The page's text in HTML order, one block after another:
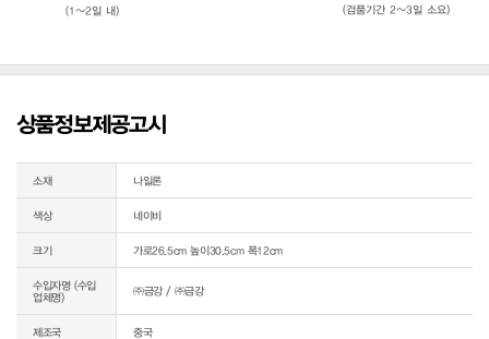
(1~2일 내)
(검품기간 2~3일 소요)
상품정보제공고시
소재 나일론
색상 네이비
크기 가로26.5cm 높이30.5cm 폭12cm
수입자명 (수입
업체명)
㈜금강 / ㈜금강
제조국 중국